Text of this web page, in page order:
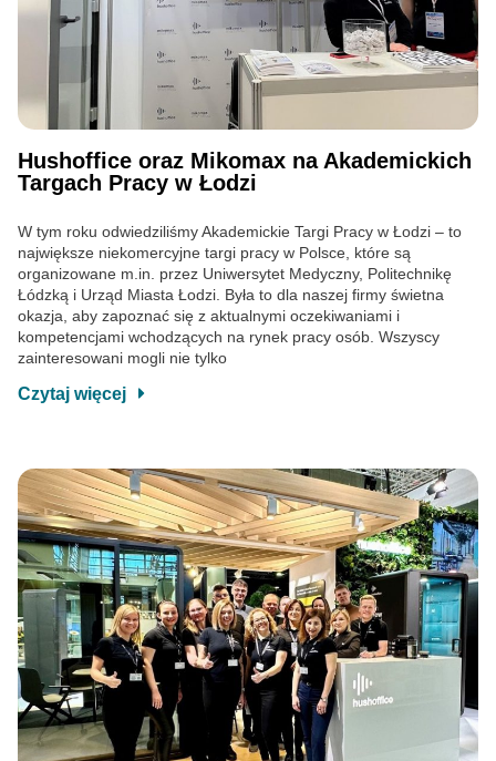
Hushoffice oraz Mikomax na Akademickich
Targach Pracy w Łodzi
W tym roku odwiedziliśmy Akademickie Targi Pracy w Łodzi – to
największe niekomercyjne targi pracy w Polsce, które są
organizowane m.in. przez Uniwersytet Medyczny, Politechnikę
Łódzką i Urząd Miasta Łodzi. Była to dla naszej firmy świetna
okazja, aby zapoznać się z aktualnymi oczekiwaniami i
kompetencjami wchodzących na rynek pracy osób. Wszyscy
zainteresowani mogli nie tylko
Czytaj więcej